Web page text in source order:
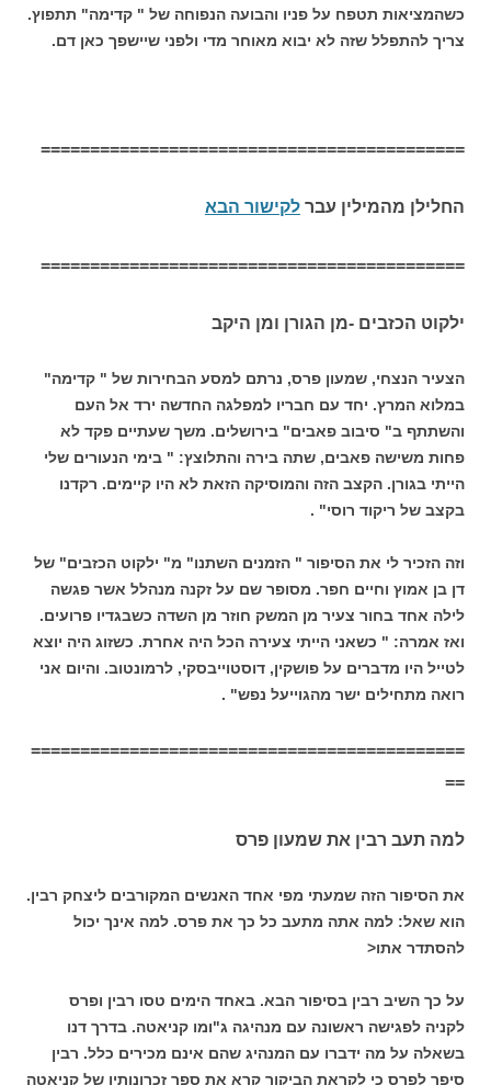
כשהמציאות תטפח על פניו והבועה הנפוחה של " קדימה" תתפוץ.
צריך להתפלל שזה לא יבוא מאוחר מדי ולפני שיישפך כאן דם.
===========================================
החלילן מהמילין עבר לקישור הבא
===========================================
ילקוט הכזבים -מן הגורן ומן היקב
הצעיר הנצחי, שמעון פרס, נרתם למסע הבחירות של " קדימה"
במלוא המרץ. יחד עם חבריו למפלגה החדשה ירד אל העם
והשתתף ב" סיבוב פאבים" בירושלים. משך שעתיים פקד לא
פחות משישה פאבים, שתה בירה והתלוצץ: " בימי הנעורים שלי
הייתי בגורן. הקצב הזה והמוסיקה הזאת לא היו קיימים. רקדנו
בקצב של ריקוד רוסי" .
וזה הזכיר לי את הסיפור " הזמנים השתנו" מ" ילקוט הכזבים" של
דן בן אמוץ וחיים חפר. מסופר שם על זקנה מנהלל אשר פגשה
לילה אחד בחור צעיר מן המשק חוזר מן השדה כשבגדיו פרועים.
ואז אמרה: " כשאני הייתי צעירה הכל היה אחרת. כשזוג היה יוצא
לטייל היו מדברים על פושקין, דוסטוייבסקי, לרמונטוב. והיום אני
רואה מתחילים ישר מהגוייעל נפש" .
============================================
==
למה תעב רבין את שמעון פרס
את הסיפור הזה שמעתי מפי אחד האנשים המקורבים ליצחק רבין.
הוא שאל: למה אתה מתעב כל כך את פרס. למה אינך יכול
להסתדר אתו<
על כך השיב רבין בסיפור הבא. באחד הימים טסו רבין ופרס
לקניה לפגישה ראשונה עם מנהיגה ג"ומו קניאטה. בדרך דנו
בשאלה על מה ידברו עם המנהיג שהם אינם מכירים כלל. רבין
סיפר לפרס כי לקראת הביקור קרא את ספר זכרונותיו של קניאטה